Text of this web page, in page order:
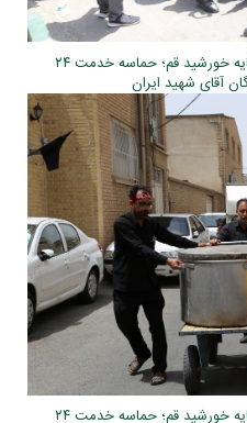
گزارش تصویری ۵ /میزبانی کریمانه در سایه خورشید قم؛ حماسه خدمت ۲۴
آقای شهید ایران
گزارش تصویری ۵ /میزبانی کریمانه در سایه خورشید قم؛ حماسه خدمت ۲۴